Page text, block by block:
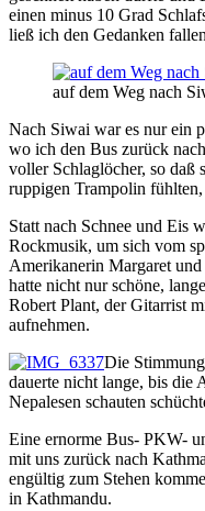
einen minus 10 Grad
ließ ich den Gedanken
auf dem Weg nach
Nach Siwai war es nur ein
wo ich den Bus zurück
voller Schlaglöcher, so daß
ruppigen Trampolin
Statt nach Schnee und Eis
Rockmusik, um sich vom
Amerikanerin Margaret
hatte nicht nur schöne,
Robert Plant, der Gitarrist
aufnehmen.
Die
dauerte nicht lange, bis die
Nepalesen schauten
Eine ernorme Bus- PKW-
mit uns zurück nach
engültig zum Stehen
in Kathmandu.